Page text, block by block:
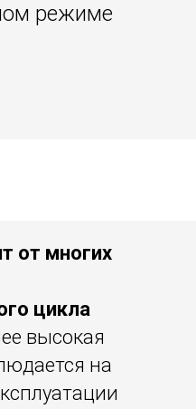
режиме
от многих
цикла
высокая
на